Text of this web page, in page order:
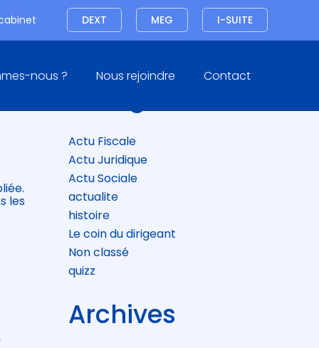
Connexion I-SUITE
MEG
DEXT
nous ? Nous rejoindre Contact
les
Blog
Actu Fiscale
Actu Juridique
Actu Sociale
actualite
histoire
Le coin du dirigeant
Non classé
quizz
Archives